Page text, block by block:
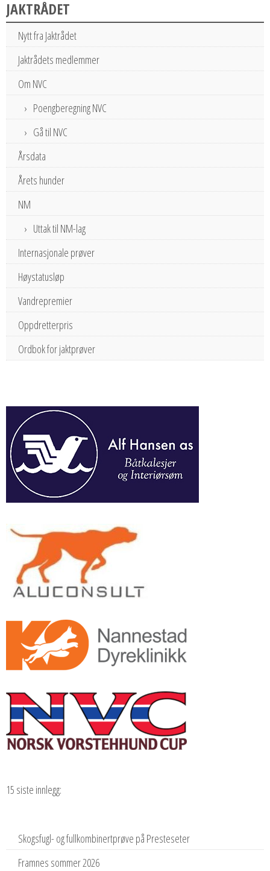
JAKTRÅDET
Nytt fra Jaktrådet
Jaktrådets medlemmer
Om NVC
Poengberegning NVC
Gå til NVC
Årsdata
Årets hunder
NM
Uttak til NM-lag
Internasjonale prøver
Høystatusløp
Vandrepremier
Oppdretterpris
Ordbok for jaktprøver
15 siste innlegg:
Skogsfugl- og fullkombinertprøve på Presteseter
Framnes sommer 2026